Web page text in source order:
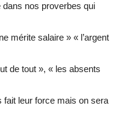
nos proverbes qui
mérite salaire » « l’argent
de tout », « les absents
leur force mais on sera